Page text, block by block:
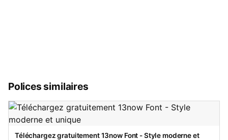
Polices similaires
Téléchargez gratuitement 13now Font - Style moderne et